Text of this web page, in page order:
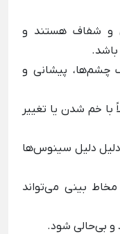
و شفاف هستند و
چشم‌ها، پیشانی و
با خم شدن یا تغییر
دلیل سینوس‌ها
مخاط بینی می‌تواند
و بی‌حالی شود.